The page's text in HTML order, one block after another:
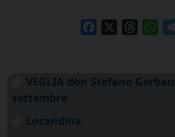
Facebook Threads
VEGLIA don Stefano
settembre
Locandina